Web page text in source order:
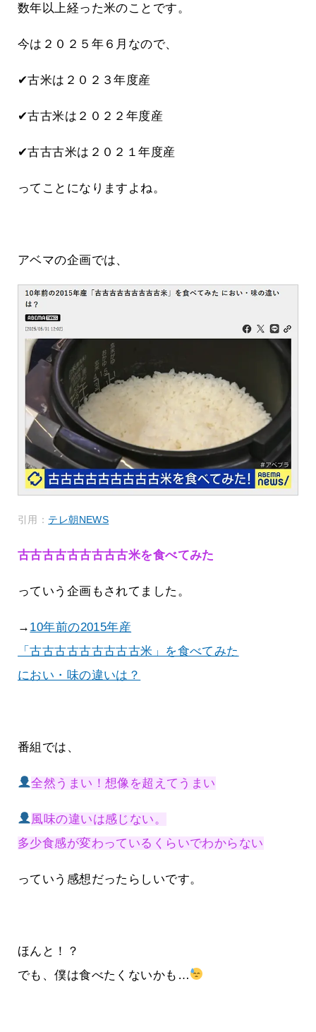
数年以上経った米のことです。
今は２０２５年６月なので、
✔古米は２０２３年度産
✔古古米は２０２２年度産
✔古古古米は２０２１年度産
ってことになりますよね。
アベマの企画では、
引用： テレ朝NEWS
古古古古古古古古古米を食べてみた
っていう企画もされてました。
→ 10年前の2015年産
「古古古古古古古古古米」を食べてみた
におい・味の違いは？
番組では、
全然うまい！想像を超えてうまい
風味の違いは感じない。
多少食感が変わっているくらいでわからない
っていう感想だったらしいです。
ほんと！？
でも、僕は食べたくないかも…